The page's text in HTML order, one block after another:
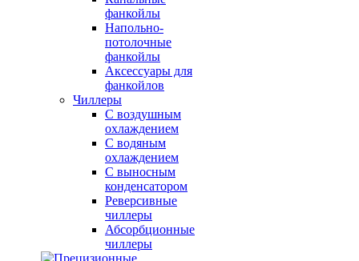
фанкойлы
Напольно-
потолочные
фанкойлы
Аксессуары для
фанкойлов
Чиллеры
С воздушным
охлаждением
С водяным
охлаждением
С выносным
конденсатором
Реверсивные
чиллеры
Абсорбционные
чиллеры